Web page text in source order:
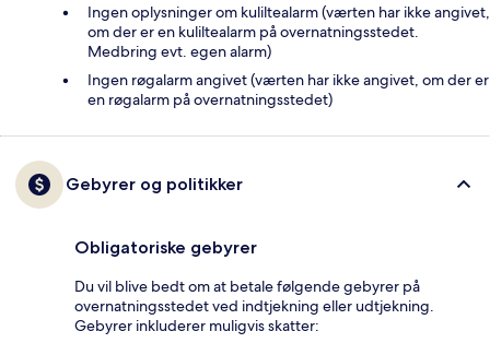
Ingen oplysninger om kuliltealarm (værten har ikke angivet,
om der er en kuliltealarm på overnatningsstedet.
Medbring evt. egen alarm)
Ingen røgalarm angivet (værten har ikke angivet, om der er
en røgalarm på overnatningsstedet)
Gebyrer og politikker
Obligatoriske gebyrer
Du vil blive bedt om at betale følgende gebyrer på
overnatningsstedet ved indtjekning eller udtjekning.
Gebyrer inkluderer muligvis skatter: